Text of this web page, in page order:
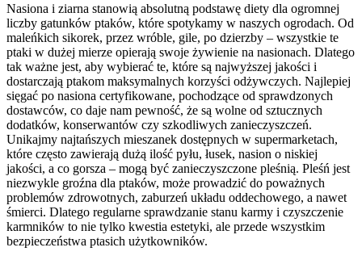
Nasiona i ziarna stanowią absolutną podstawę diety dla ogromnej
liczby gatunków ptaków, które spotykamy w naszych ogrodach. Od
maleńkich sikorek, przez wróble, gile, po dzierzby – wszystkie te
ptaki w dużej mierze opierają swoje żywienie na nasionach. Dlatego
tak ważne jest, aby wybierać te, które są najwyższej jakości i
dostarczają ptakom maksymalnych korzyści odżywczych. Najlepiej
sięgać po nasiona certyfikowane, pochodzące od sprawdzonych
dostawców, co daje nam pewność, że są wolne od sztucznych
dodatków, konserwantów czy szkodliwych zanieczyszczeń.
Unikajmy najtańszych mieszanek dostępnych w supermarketach,
które często zawierają dużą ilość pyłu, łusek, nasion o niskiej
jakości, a co gorsza – mogą być zanieczyszczone pleśnią. Pleśń jest
niezwykle groźna dla ptaków, może prowadzić do poważnych
problemów zdrowotnych, zaburzeń układu oddechowego, a nawet
śmierci. Dlatego regularne sprawdzanie stanu karmy i czyszczenie
karmników to nie tylko kwestia estetyki, ale przede wszystkim
bezpieczeństwa ptasich użytkowników.